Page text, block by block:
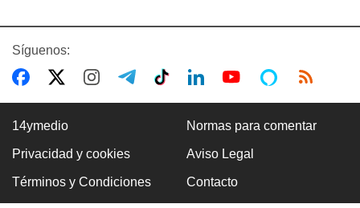
COLOMBIA
Desactivan autobús bomba en carretera cercana
Síguenos:
14ymedio Normas para comentar
Privacidad y cookies Aviso Legal
Términos y Condiciones Contacto